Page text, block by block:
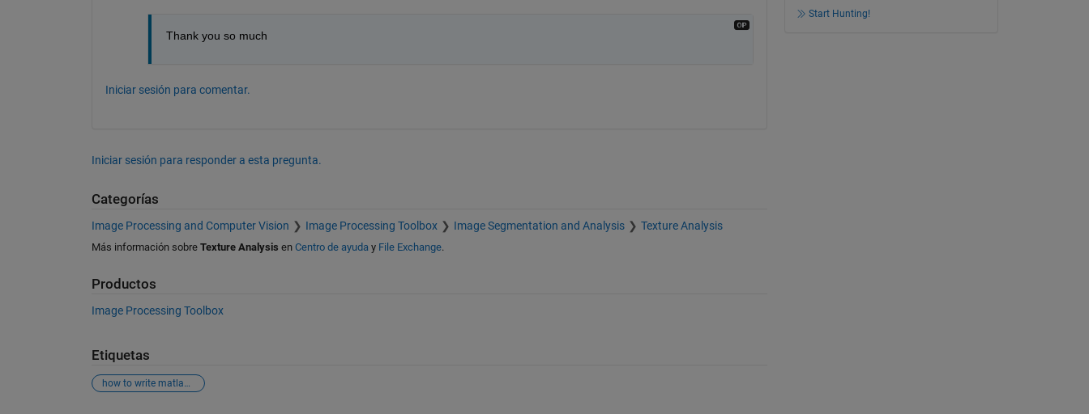
Thank you so much
Iniciar sesión para comentar.
Iniciar sesión para responder a esta pregunta.
Categorías
Image Processing and Computer Vision Image Processing Toolbox Image Segmentation and Analysis Texture Analysis
Más información sobre Texture Analysis en Centro de ayuda y File Exchange.
Productos
Image Processing Toolbox
Etiquetas
how to write matlab program for image texture analysis?
Start Hunting!